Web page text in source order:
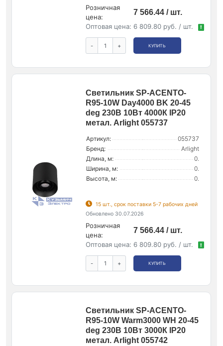
Розничная
цена:
7 566.44 / шт.
Оптовая цена: 6 809.80 руб. / шт. !
- + КУПИТЬ
Светильник SP-ACENTO-
R95-10W Day4000 BK 20-45
deg 230В 10Вт 4000К IP20
метал. Arlight 055737
Артикул:
055737
Бренд:
Arlight
Длина, м:
0.
Ширина, м:
0.
Высота, м:
0.
15 шт., срок поставки 5-7 рабочих дней
Обновлено 30.07.2026
Розничная
цена:
7 566.44 / шт.
Оптовая цена: 6 809.80 руб. / шт. !
- + КУПИТЬ
Светильник SP-ACENTO-
R95-10W Warm3000 WH 20-45
deg 230В 10Вт 3000К IP20
метал. Arlight 055742